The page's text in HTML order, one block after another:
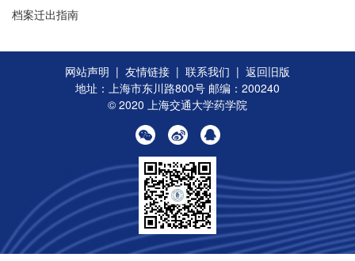
档案迁出指南
网站声明 | 友情链接 | 联系我们 | 返回旧版
地址：上海市东川路800号 邮编：200240
© 2020 上海交通大学药学院